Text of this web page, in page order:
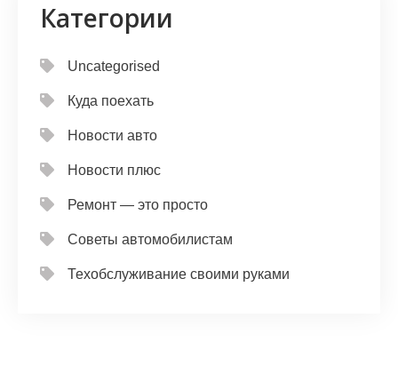
Категории
Uncategorised
Куда поехать
Новости авто
Новости плюс
Ремонт — это просто
Советы автомобилистам
Техобслуживание своими руками